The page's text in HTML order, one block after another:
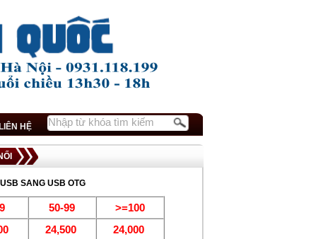
LIÊN HỆ
SANG USB OTG
50-99
>=100
24,500 24,000